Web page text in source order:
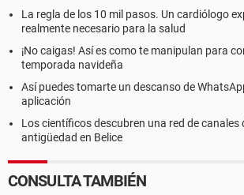
La regla de los 10 mil pasos. Un cardiólogo
realmente necesario para la salud
¡No caigas! Así es como te manipulan para
temporada navideña
Así puedes tomarte un descanso de
aplicación
Los científicos descubren una red de canales
antigüedad en Belice
CONSULTA TAMBIÉN